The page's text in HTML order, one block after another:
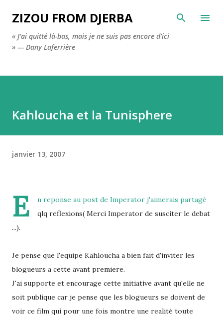
Accéder au contenu principal
ZIZOU FROM DJERBA
« J’ai quitté là-bas, mais je ne suis pas encore d’ici
» — Dany Laferrière
Kahloucha et la Tunisphere
janvier 13, 2007
E n reponse au post de Imperator j'aimerais partagé
qlq reflexions( Merci Imperator de susciter le debat
...).
Je pense que l'equipe Kahloucha a bien fait d'inviter les
blogueurs a cette avant premiere.
J'ai supporte et encourage cette initiative avant qu'elle ne
soit publique car je pense que les blogueurs se doivent de
voir ce film qui pour une fois montre une realité toute